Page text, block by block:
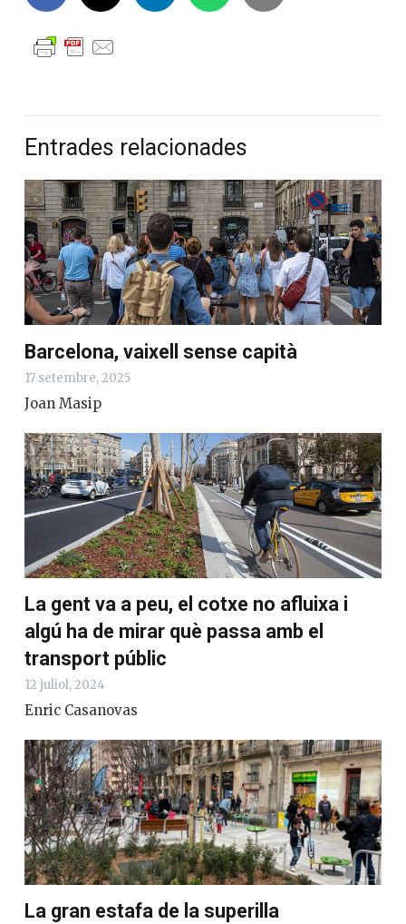
Entrades relacionades
Barcelona, vaixell sense capità
17 setembre, 2025
Joan Masip
La gent va a peu, el cotxe no afluixa i
algú ha de mirar què passa amb el
transport públic
12 juliol, 2024
Enric Casanovas
La gran estafa de la superilla